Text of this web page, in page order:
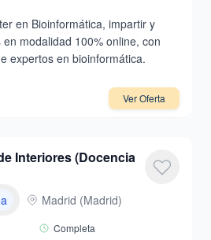
en Bioinformática, impartir y
modalidad 100% online, con
expertos en bioinformática.
Ver Oferta
Interiores (Docencia
Madrid (Madrid)
Completa